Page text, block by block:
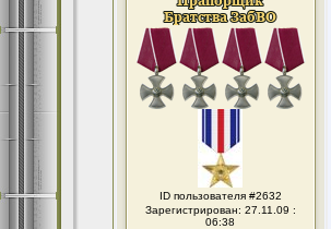
ID пользователя #2632
Зарегистрирован: 27.11.09 :
06:38